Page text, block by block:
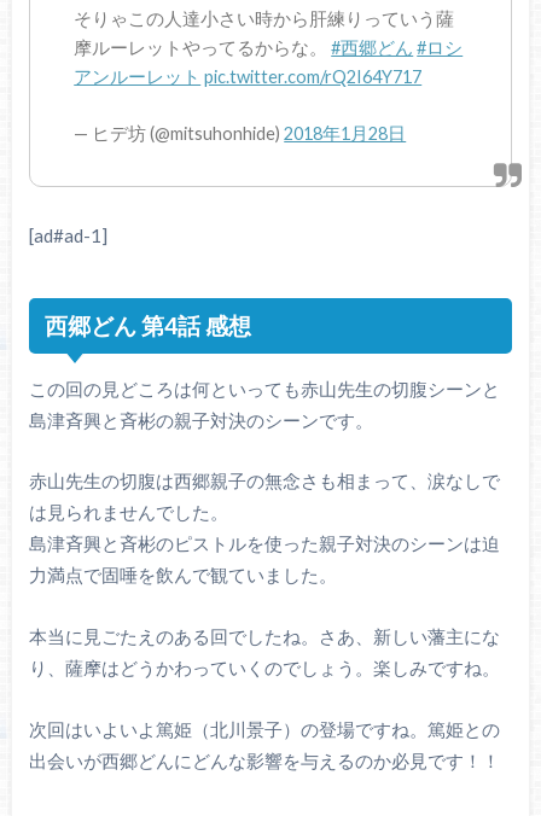
そりゃこの人達小さい時から肝練りっていう薩
摩ルーレットやってるからな。#西郷どん #ロシ
アンルーレット pic.twitter.com/rQ2I64Y717
— ヒデ坊 (@mitsuhonhide)2018年1月28日
[ad#ad-1]
西郷どん 第4話 感想
この回の見どころは何といっても赤山先生の切腹シーンと
島津斉興と斉彬の親子対決のシーンです。
赤山先生の切腹は西郷親子の無念さも相まって、涙なしで
は見られませんでした。
島津斉興と斉彬のピストルを使った親子対決のシーンは迫
力満点で固唾を飲んで観ていました。
本当に見ごたえのある回でしたね。さあ、新しい藩主にな
り、薩摩はどうかわっていくのでしょう。楽しみですね。
次回はいよいよ篤姫（北川景子）の登場ですね。篤姫との
出会いが西郷どんにどんな影響を与えるのか必見です！！